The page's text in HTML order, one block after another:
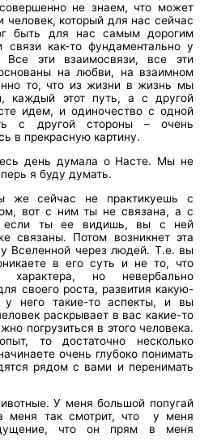
не знаем, что может
который для нас сейчас
быть для нас самым дорогим
связи как-то фундаментально у
Все эти взаимосвязи, все эти
на любви, на взаимном
то, что из жизни в жизнь мы
каждый этот путь, а с другой
идем, и одиночество с одной
с другой стороны – очень
в прекрасную картину.
день думала о Насте. Мы не
я буду думать.
же сейчас не практикуешь с
вот с ним ты не связана, а с
если ты ее видишь, вы с ней
связаны. Потом возникнет эта
у Вселенной через людей. Т.е. вы
в его суть и не то, что
характера, но невербально
своего роста, развития какую-
него такие-то аспекты, и вы
раскрывает в вас какие-то
погрузиться в этого человека.
то достаточно несколько
очень глубоко понимать
рядом с вами и перенимать
У меня большой попугай
меня так смотрит, что у меня
что он прям в меня